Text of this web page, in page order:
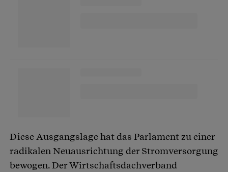
Diese Ausgangslage hat das Parlament zu einer
radikalen Neuausrichtung der Stromversorgung
bewogen. Der Wirtschaftsdachverband